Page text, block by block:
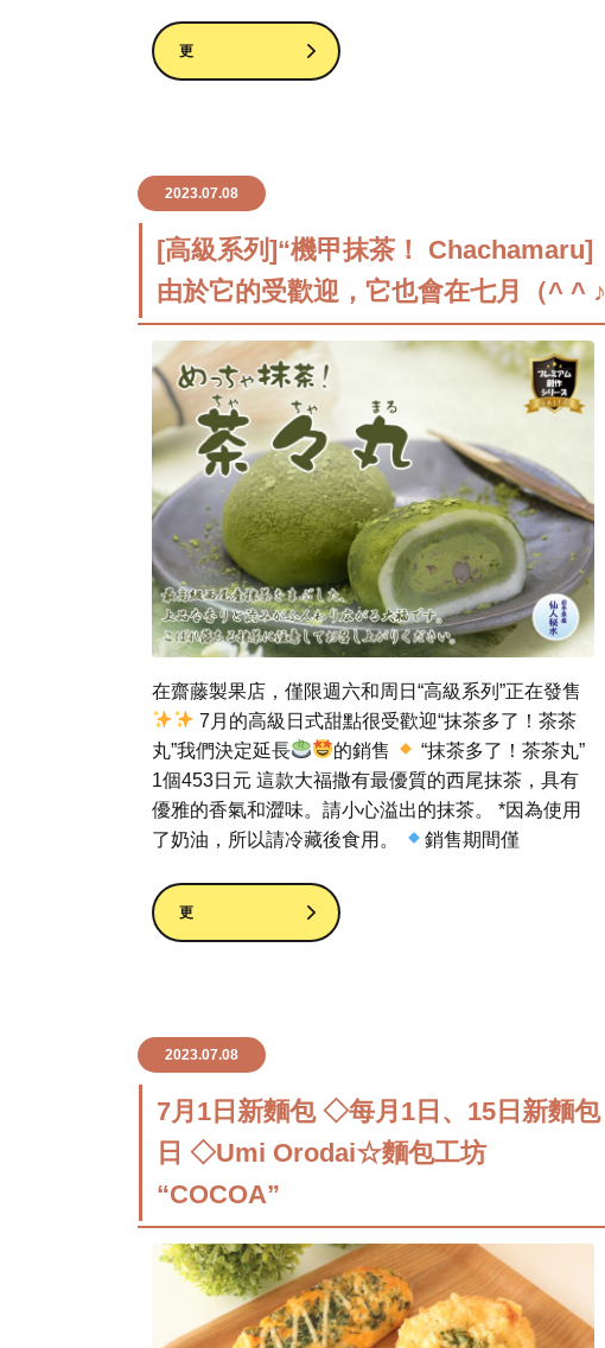
更
2023.07.08
[高級系列]“機甲抹茶！ Chachamaru]
由於它的受歡迎，它也會在七月（^ ^ ♪
在齋藤製果店，僅限週六和周日“高級系列”正在發售
7月的高級日式甜點很受歡迎“抹茶多了！茶茶
丸”我們決定延長
的銷售
“抹茶多了！茶茶丸”
1個453日元 這款大福撒有最優質的西尾抹茶，具有
優雅的香氣和澀味。請小心溢出的抹茶。 *因為使用
了奶油，所以請冷藏後食用。
銷售期間僅
更
2023.07.08
7月1日新麵包 ◇每月1日、15日新麵包
日 ◇Umi Orodai☆麵包工坊
“COCOA”